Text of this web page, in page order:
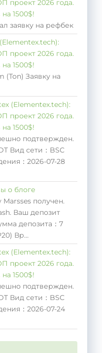
проект 2026 года.
1500$!
заявку на рефбек
проект 2026 года.
1500$!
(Ton) Заявку на
(Elementex.tech):
проект 2026 года.
1500$!
подтвержден.
Вид сети：BSC
：2026-07-28
о блоге
получен.
Ваш депозит
депозита：7
Вр…
(Elementex.tech):
проект 2026 года.
1500$!
подтвержден.
Вид сети：BSC
：2026-07-24